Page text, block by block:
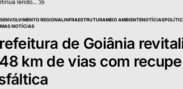
lendo...
REGIONALINFRAESTRUTURAMEIO AMBIENTENOTÍCIAS
NOTÍCIAS
de Goiânia
km de vias com